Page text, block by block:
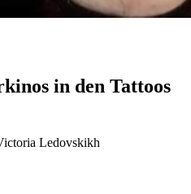
in den Tattoos
Ledovskikh